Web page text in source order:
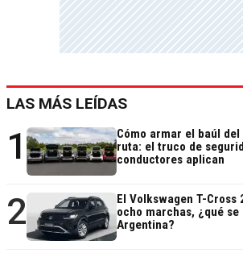
LAS MÁS LEÍDAS
1
Cómo armar el baúl
ruta: el truco de
conductores aplican
2
El Volkswagen T-
ocho marchas, ¿qué
Argentina?